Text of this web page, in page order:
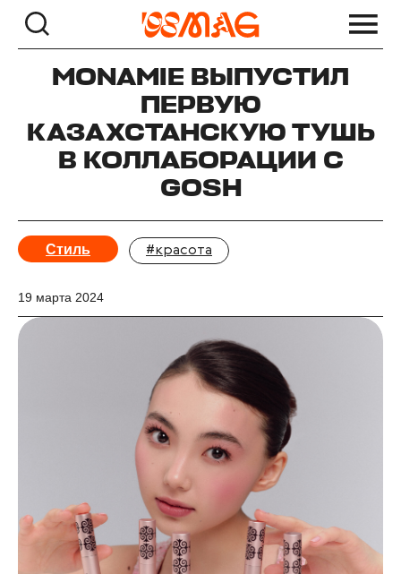
MONAMIE ВЫПУСТИЛ
ПЕРВУЮ
КАЗАХСТАНСКУЮ ТУШЬ
В КОЛЛАБОРАЦИИ С
GOSH
Стиль #красота
19 марта 2024